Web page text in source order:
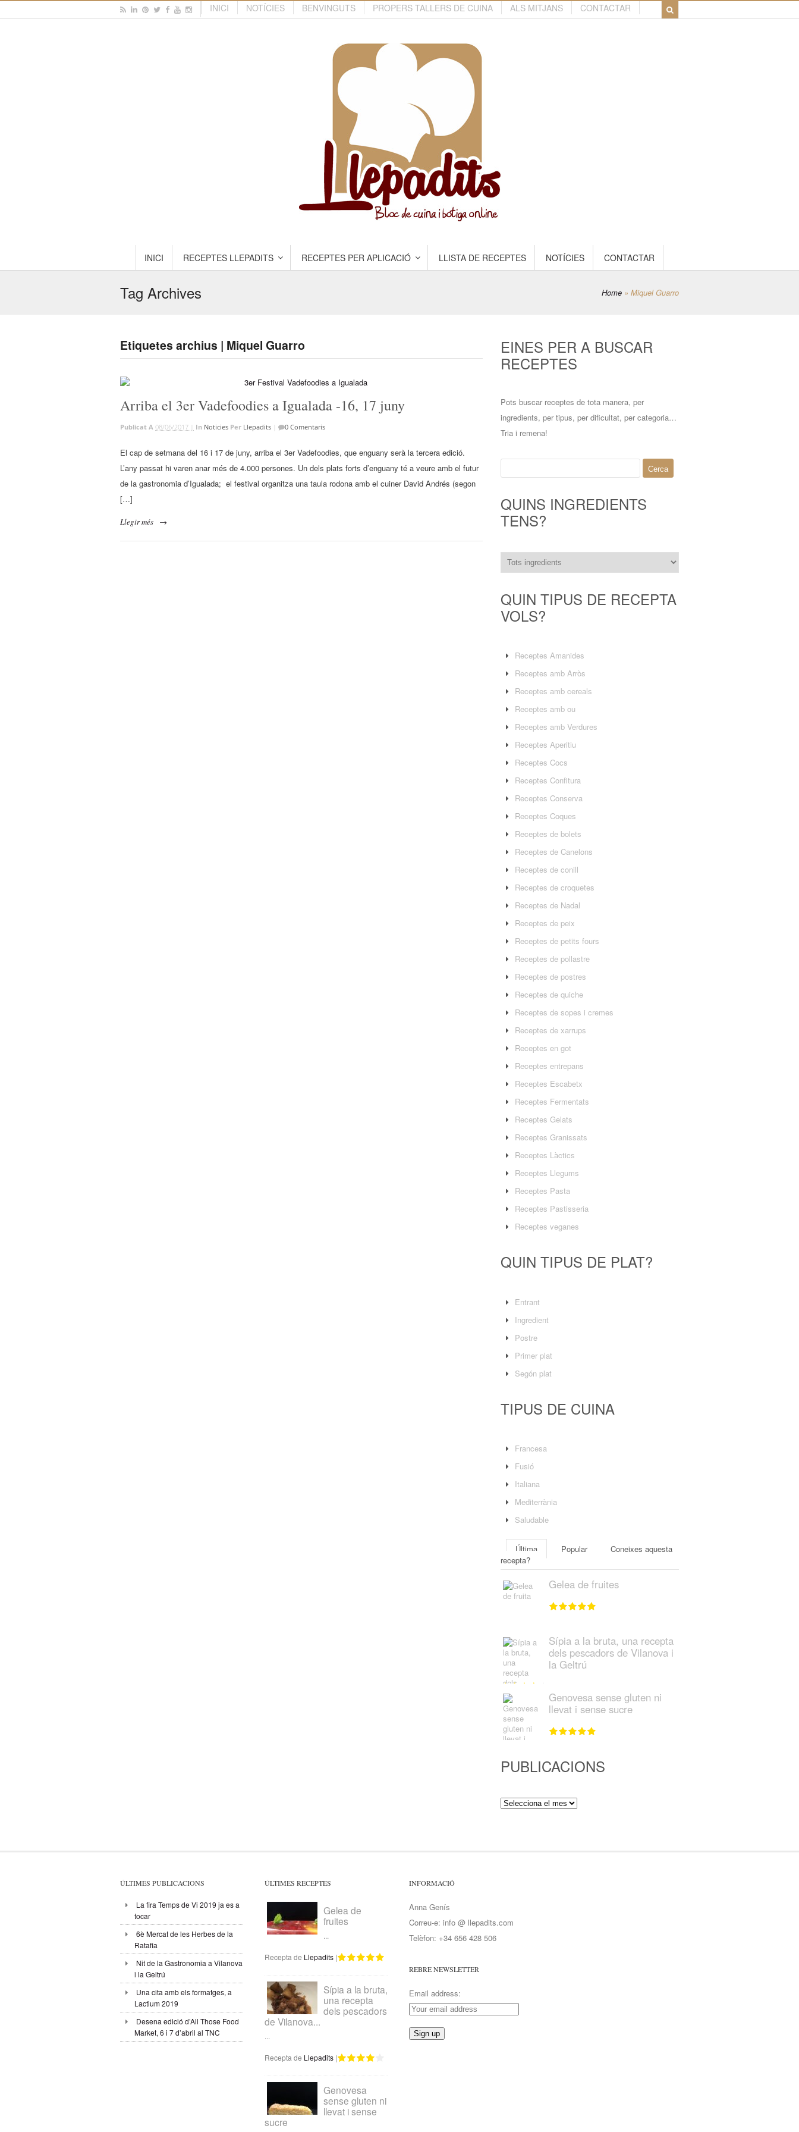
INICI NOTÍCIES BENVINGUTS PROPERS TALLERS DE CUINA ALS MITJANS CONTACTAR
INICI RECEPTES LLEPADITS RECEPTES PER APLICACIÓ LLISTA DE RECEPTES NOTÍCIES CONTACTAR
Tag Archives Home » Miquel Guarro
Etiquetes archius | Miquel Guarro
Arriba el 3er Vadefoodies a Igualada -16, 17 juny
Publicat A 08/06/2017 | In Noticies Per Llepadits 0 Comentaris
El cap de setmana del 16 i 17 de juny, arriba el 3er Vadefoodies, que enguany serà la tercera edició.
L’any passat hi varen anar més de 4.000 persones. Un dels plats forts d’enguany té a veure amb el futur
de la gastronomia d’Igualada; el festival organitza una taula rodona amb el cuiner David Andrés (segon
[…]
Llegir més →
EINES PER A BUSCAR
RECEPTES
Pots buscar receptes de tota manera, per
ingredients, per tipus, per dificultat, per categoria…
Tria i remena!
QUINS INGREDIENTS
TENS?
QUIN TIPUS DE RECEPTA
VOLS?
Receptes Amanides
Receptes amb Arròs
Receptes amb cereals
Receptes amb ou
Receptes amb Verdures
Receptes Aperitiu
Receptes Cocs
Receptes Confitura
Receptes Conserva
Receptes Coques
Receptes de bolets
Receptes de Canelons
Receptes de conill
Receptes de croquetes
Receptes de Nadal
Receptes de peix
Receptes de petits fours
Receptes de pollastre
Receptes de postres
Receptes de quiche
Receptes de sopes i cremes
Receptes de xarrups
Receptes en got
Receptes entrepans
Receptes Escabetx
Receptes Fermentats
Receptes Gelats
Receptes Granissats
Receptes Làctics
Receptes Llegums
Receptes Pasta
Receptes Pastisseria
Receptes veganes
QUIN TIPUS DE PLAT?
Entrant
Ingredient
Postre
Primer plat
Segón plat
TIPUS DE CUINA
Francesa
Fusió
Italiana
Mediterrània
Saludable
Última Popular
Coneixes aquesta
recepta?
Gelea de fruites
Sípia a la bruta, una recepta
dels pescadors de Vilanova i
la Geltrú
Genovesa sense gluten ni
llevat i sense sucre
PUBLICACIONS
Publicacions
ÚLTIMES PUBLICACIONS
La fira Temps de Vi 2019 ja es a
tocar
6è Mercat de les Herbes de la
Ratafia
Nit de la Gastronomia a Vilanova
i la Geltrú
Una cita amb els formatges, a
Lactium 2019
Desena edició d’All Those Food
Market, 6 i 7 d’abril al TNC
ÚLTIMES RECEPTES
Gelea de
fruites
...
Recepta de Llepadits|
Sípia a la bruta,
una recepta
dels pescadors
de Vilanova...
...
Recepta de Llepadits|
Genovesa
sense gluten ni
llevat i sense
sucre
INFORMACIÓ
Anna Genís
Correu-e: info @ llepadits.com
Telèfon: +34 656 428 506
REBRE NEWSLETTER
Email address: